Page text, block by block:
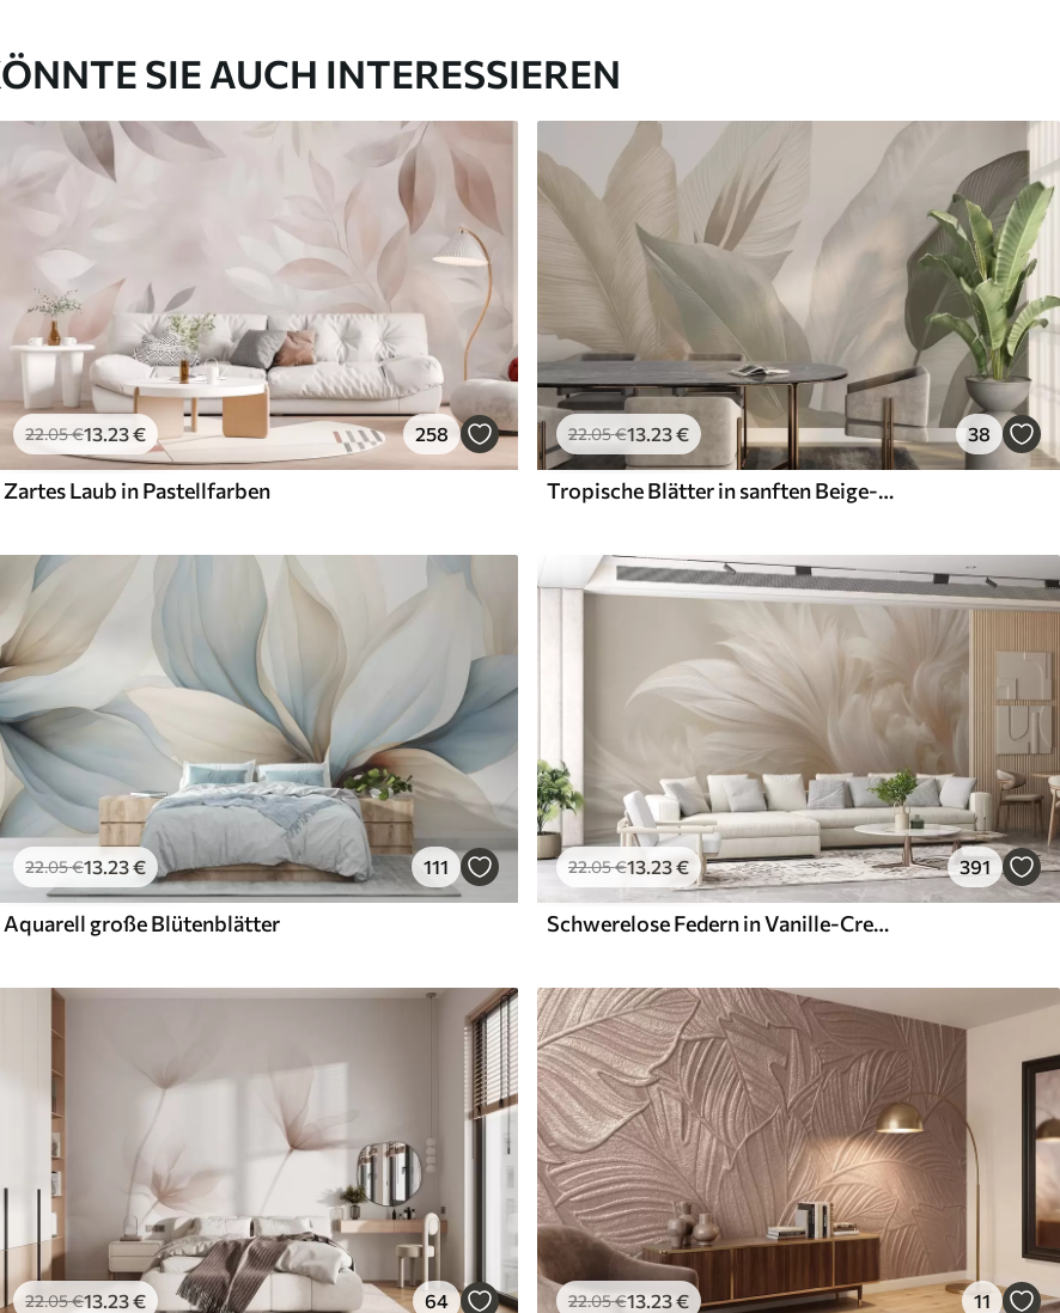
SIE AUCH INTERESSIEREN
22.05€13 .23€ 258
Zartes Laub in Pastellfarben
22.05€13.23€ 38
Tropische Blätter in sanften Beige- und Grüntönen, mit Aquarell-Effekt und sanften Farbübergängen
22.05€13.23€ 111
Aquarell große Blütenblätter
22.05€13.23€ 391
Schwerelose Federn in Vanille-Creme-Tönen
22.05€13 .23€ 64 22.05€13.23€ 11